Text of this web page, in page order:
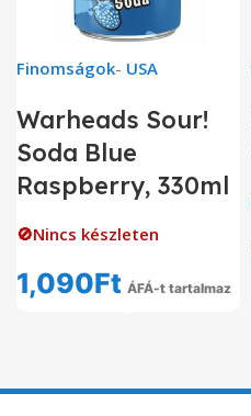
Finomságok- USA
Warheads Sour!
Soda Blue
Raspberry, 330ml
🚫Nincs készleten
1,090Ft ÁFÁ-t tartalmaz